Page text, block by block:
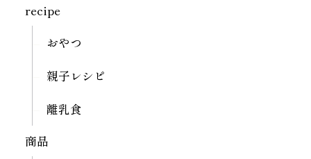
recipe
おやつ
親子レシピ
離乳食
商品